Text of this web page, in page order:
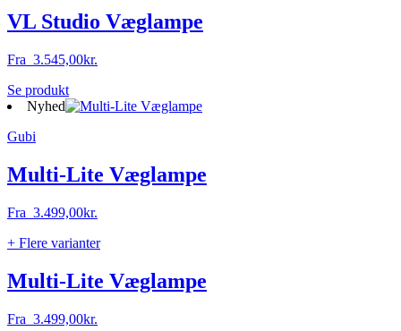
VL Studio Væglampe
Fra 3.545,00kr.
Se produktDette
vare
Mulighederne
kan
på
Nyhed
Gubi
Multi-Lite Væglampe
Fra 3.499,00kr.
+ Flere varianter
Multi-Lite Væglampe
Fra 3.499,00kr.